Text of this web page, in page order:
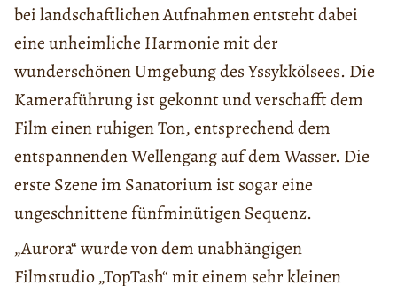
bei landschaftlichen Aufnahmen entsteht dabei
eine unheimliche Harmonie mit der
wunderschönen Umgebung des Yssykkölsees. Die
Kameraführung ist gekonnt und verschafft dem
Film einen ruhigen Ton, entsprechend dem
entspannenden Wellengang auf dem Wasser. Die
erste Szene im Sanatorium ist sogar eine
ungeschnittene fünfminütigen Sequenz.
„Aurora“ wurde von dem unabhängigen
Filmstudio „TopTash“ mit einem sehr kleinen